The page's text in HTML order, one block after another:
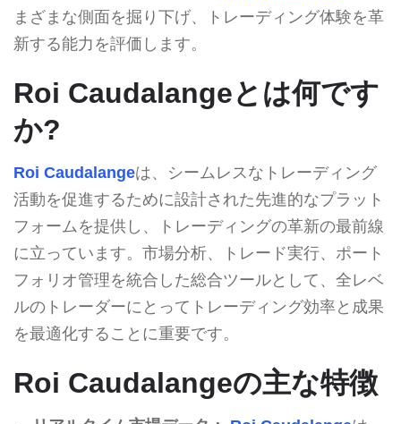
まざまな側面を掘り下げ、トレーディング体験を革
新する能力を評価します。
Roi Caudalangeとは何です
か?
Roi Caudalangeは、シームレスなトレーディング
活動を促進するために設計された先進的なプラット
フォームを提供し、トレーディングの革新の最前線
に立っています。市場分析、トレード実行、ポート
フォリオ管理を統合した総合ツールとして、全レベ
ルのトレーダーにとってトレーディング効率と成果
を最適化することに重要です。
Roi Caudalangeの主な特徴